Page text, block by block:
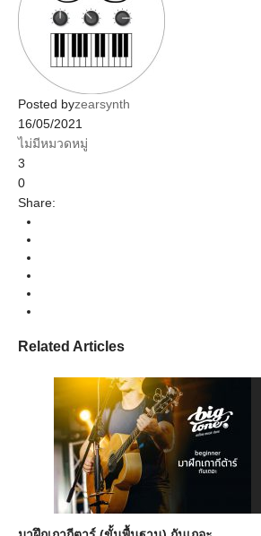
Posted byzearsynth
16/05/2021
ไม่มีหมวดหมู่
3
0
Share:
Related Articles